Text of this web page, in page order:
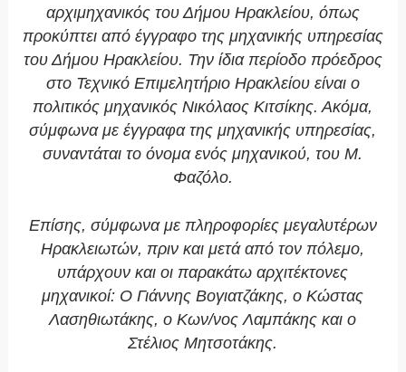
αρχιμηχανικός του Δήμου Ηρακλείου, όπως
προκύπτει από έγγραφο της μηχανικής υπηρεσίας
του Δήμου Ηρακλείου. Την ίδια περίοδο πρόεδρος
στο Τεχνικό Επιμελητήριο Ηρακλείου είναι ο
πολιτικός μηχανικός Νικόλαος Κιτσίκης. Ακόμα,
σύμφωνα με έγγραφα της μηχανικής υπηρεσίας,
συναντάται το όνομα ενός μηχανικού, του Μ.
Φαζόλο.
Επίσης, σύμφωνα με πληροφορίες μεγαλυτέρων
Ηρακλειωτών, πριν και μετά από τον πόλεμο,
υπάρχουν και οι παρακάτω αρχιτέκτονες
μηχανικοί: Ο Γιάννης Βογιατζάκης, ο Κώστας
Λασηθιωτάκης, ο Κων/νος Λαμπάκης και ο
Στέλιος Μητσοτάκης.